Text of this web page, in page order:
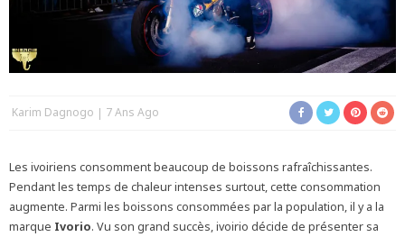
Karim Dagnogo 7 Ans Ago
Les ivoiriens consomment beaucoup de boissons rafraîchissantes.
Pendant les temps de chaleur intenses surtout, cette consommation
augmente. Parmi les boissons consommées par la population, il y a la
marque Ivorio. Vu son grand succès, ivoirio décide de présenter sa